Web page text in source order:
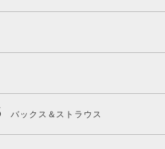
バックス＆ストラウス